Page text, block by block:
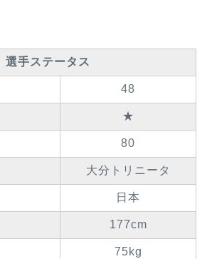
選手ステータス
48
★
80
大分トリニータ
日本
177cm
75kg